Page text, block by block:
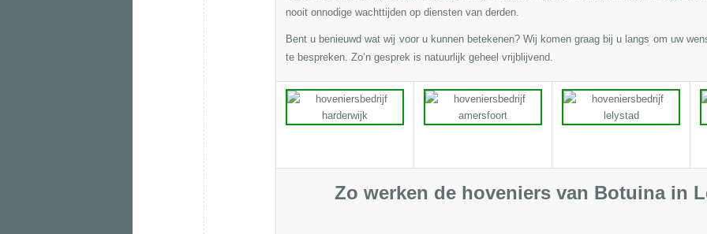
nooit onnodige wachttijden op diensten van derden.
Bent u benieuwd wat wij voor u kunnen betekenen? Wij komen graag bij u langs om uw
te bespreken. Zo’n gesprek is natuurlijk geheel vrijblijvend.
Zo werken de hoveniers van Botuina in